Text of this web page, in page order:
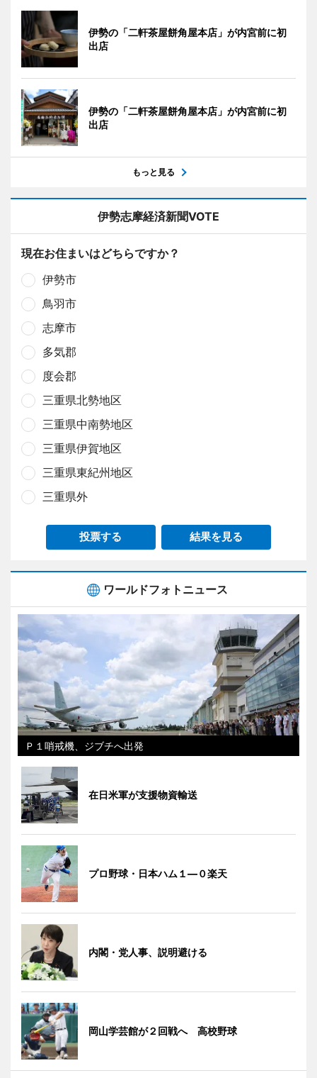
伊勢の「二軒茶屋餅角屋本店」が内宮前に初
出店
伊勢の「二軒茶屋餅角屋本店」が内宮前に初
出店
もっと見る
伊勢志摩経済新聞VOTE
現在お住まいはどちらですか？
伊勢市
鳥羽市
志摩市
多気郡
度会郡
三重県北勢地区
三重県中南勢地区
三重県伊賀地区
三重県東紀州地区
三重県外
投票する 結果を見る
ワールドフォトニュース
Ｐ１哨戒機、ジブチへ出発
在日米軍が支援物資輸送
プロ野球・日本ハム１―０楽天
内閣・党人事、説明避ける
岡山学芸館が２回戦へ 高校野球